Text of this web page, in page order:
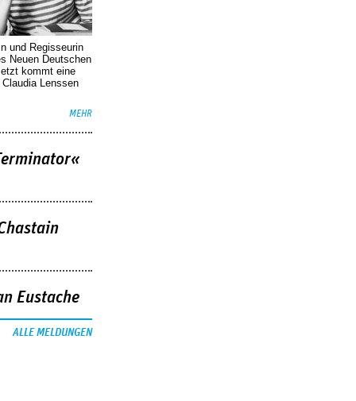
und Regisseurin
Neuen Deutschen
kommt eine
Lenssen
MEHR
Eustache
ALLE MELDUNGEN